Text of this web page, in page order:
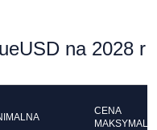
na 2028 r
CENA